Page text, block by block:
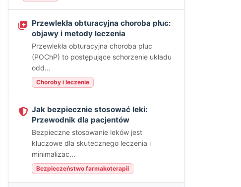
Przewlekła obturacyjna choroba płuc:
objawy i metody leczenia
Przewlekła obturacyjna choroba płuc
(POChP) to postępujące schorzenie układu
odd...
Choroby i leczenie
Jak bezpiecznie stosować leki:
Przewodnik dla pacjentów
Bezpieczne stosowanie leków jest
kluczowe dla skutecznego leczenia i
minimalizac...
Bezpieczeństwo farmakoterapii